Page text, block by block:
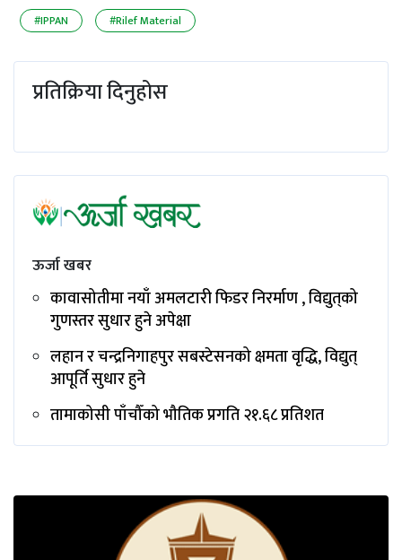
#IPPAN #Rilef Material
प्रतिक्रिया दिनुहोस
ऊर्जा खबर
कावासोतीमा नयाँ अमलटारी फिडर निरर्माण , विद्युत्‌को
गुणस्तर सुधार हुने अपेक्षा
लहान र चन्द्रनिगाहपुर सबस्टेसनको क्षमता वृद्धि, विद्युत्
आपूर्ति सुधार हुने
तामाकोसी पाँचौँको भौतिक प्रगति २१.६८ प्रतिशत